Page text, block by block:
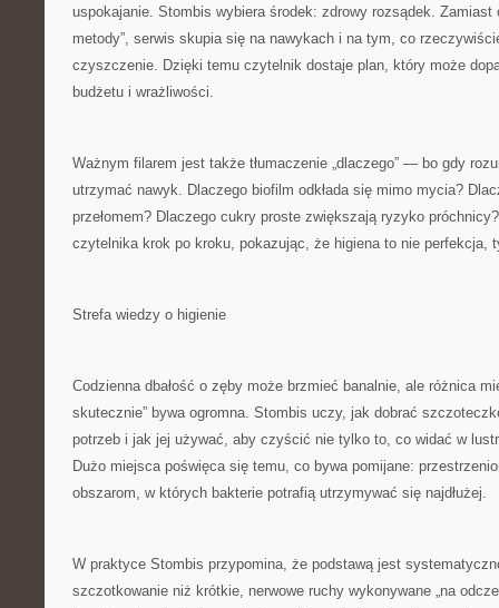
uspokajanie. Stombis wybiera środek: zdrowy rozsądek. Zamiast
metody”, serwis skupia się na nawykach i na tym, co
czyszczenie. Dzięki temu czytelnik dostaje plan, który może
budżetu i wrażliwości.
Ważnym filarem jest także tłumaczenie „dlaczego” — bo gdy
utrzymać nawyk. Dlaczego biofilm odkłada się mimo mycia?
przełomem? Dlaczego cukry proste zwiększają ryzyko
czytelnika krok po kroku, pokazując, że higiena to nie perfekcja,
Strefa wiedzy o higienie
Codzienna dbałość o zęby może brzmieć banalnie, ale różnica
skutecznie” bywa ogromna. Stombis uczy, jak dobrać
potrzeb i jak jej używać, aby czyścić nie tylko to, co widać w
Dużo miejsca poświęca się temu, co bywa pomijane:
obszarom, w których bakterie potrafią utrzymywać się najdłużej.
W praktyce Stombis przypomina, że podstawą jest
szczotkowanie niż krótkie, nerwowe ruchy wykonywane „na